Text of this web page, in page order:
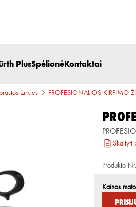
PlusSpėlionėKontaktai
žirklės PROFESIONALIOS KIRPIMO
Skaityti
Produkto Nr.
Kainos